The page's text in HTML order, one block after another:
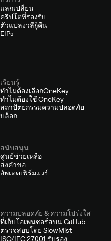
แลกเปลี่ยน
คริปโตที่รองรับ
ตัวแปลงวลีกู้คืน
EIPs
เรียนรู้
ทำไมต้องเลือกOneKey
ทำไมต้องใช้ OneKey
สถาปัตยกรรมความปลอดภัย
บล็อก
สนับสนุน
ศูนย์ช่วยเหลือ
ส่งคำขอ
อัพเดตเฟิร์มแวร์
ความปลอดภัย & ความโปร่งใส
ที่เก็บโอเพนซอร์สบน GitHub
ตรวจสอบโดย SlowMist
ISO/IEC 27001 รับรอง